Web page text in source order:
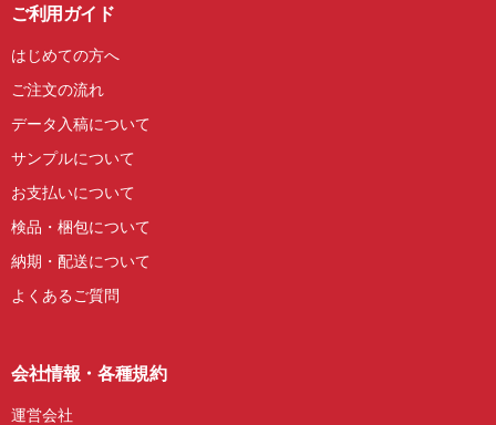
ご利用ガイド
はじめての方へ
ご注文の流れ
データ入稿について
サンプルについて
お支払いについて
検品・梱包について
納期・配送について
よくあるご質問
会社情報・各種規約
運営会社